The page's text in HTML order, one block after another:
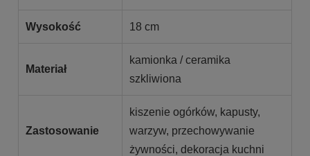
Wysokość 18 cm
Materiał
kamionka / ceramika
szkliwiona
Zastosowanie
kiszenie ogórków, kapusty,
warzyw, przechowywanie
żywności, dekoracja kuchni